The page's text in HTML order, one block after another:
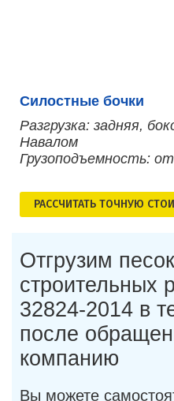
Силостные бочки
Разгрузка: задняя,
Навалом
Грузоподъемность:
РАСCЧИТАТЬ ТОЧНУЮ
Отгрузим
строительных
32824-2014 в
после
компанию
Вы можете